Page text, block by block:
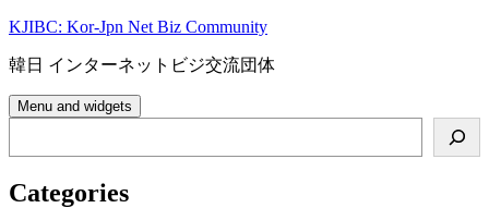
Skip
content
KJIBC: Kor-Jpn Net Biz Community
韓日 インターネットビジ交流団体
Menu and widgets
Categories